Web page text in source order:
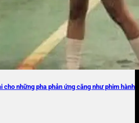
cho những pha phản ứng căng như phim hành